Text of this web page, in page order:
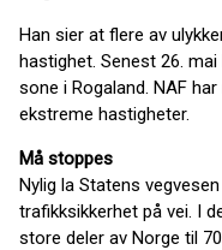
Han sier at flere av
hastighet. Senest 26.
sone i Rogaland. NAF
ekstreme hastigheter.
Må stoppes
Nylig la Statens
trafikksikkerhet på vei. I
store deler av Norge til